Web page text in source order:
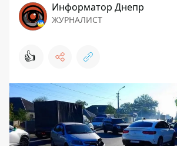
Информатор Днепр
ЖУРНАЛИСТ
👍